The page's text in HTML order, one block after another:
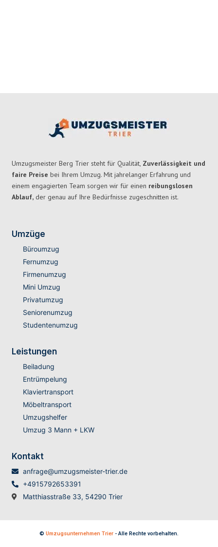
Umzugsmeister Berg Trier steht für Qualität, Zuverlässigkeit und
faire Preise bei Ihrem Umzug. Mit jahrelanger Erfahrung und
einem engagierten Team sorgen wir für einen reibungslosen
Ablauf, der genau auf Ihre Bedürfnisse zugeschnitten ist.
Umzüge
Büroumzug
Fernumzug
Firmenumzug
Mini Umzug
Privatumzug
Seniorenumzug
Studentenumzug
Leistungen
Beiladung
Entrümpelung
Klaviertransport
Möbeltransport
Umzugshelfer
Umzug 3 Mann + LKW
Kontakt
anfrage@umzugsmeister-trier.de
+4915792653391
Matthiasstraße 33, 54290 Trier
© Umzugsunternehmen Trier - Alle Rechte vorbehalten.